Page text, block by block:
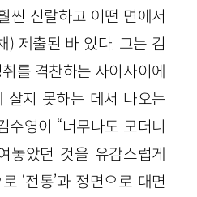
씬 신랄하고 어떤 면에서
) 제출된 바 있다. 그는 김
를 격찬하는 사이사이에
살지 못하는 데서 나오는
수영이 “너무나도 모더니
놓았던 것을 유감스럽게
‘전통’과 정면으로 대면